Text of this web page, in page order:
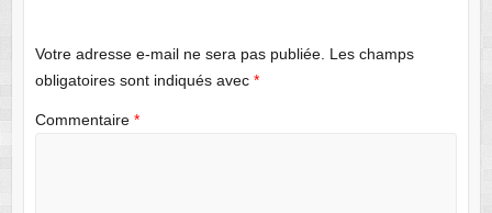
Votre adresse e-mail ne sera pas publiée. Les champs
obligatoires sont indiqués avec *
Commentaire *